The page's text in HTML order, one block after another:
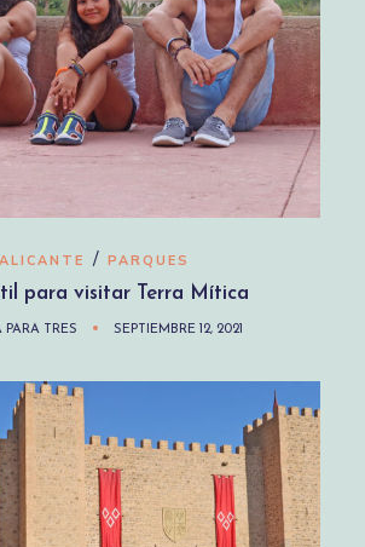
ALICANTE / PARQUES
para visitar Terra Mítica
PARA TRES SEPTIEMBRE 12, 2021